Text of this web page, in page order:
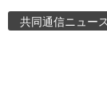
共同通信ニュース